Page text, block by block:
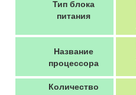
Тип блока
питания
Название
процессора
Количество